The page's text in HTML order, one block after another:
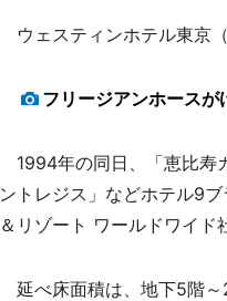
ウェスティンホテル東京
フリージアンホース
1994年の同日、「恵比寿
ントレジス」などホテル9
＆リゾート ワールドワイド
延べ床面積は、地下5階